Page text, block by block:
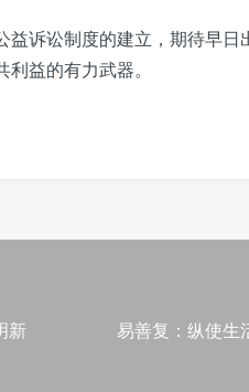
诉讼制度的建立，期待早日
益的有力武器。
新
易善复：纵使生